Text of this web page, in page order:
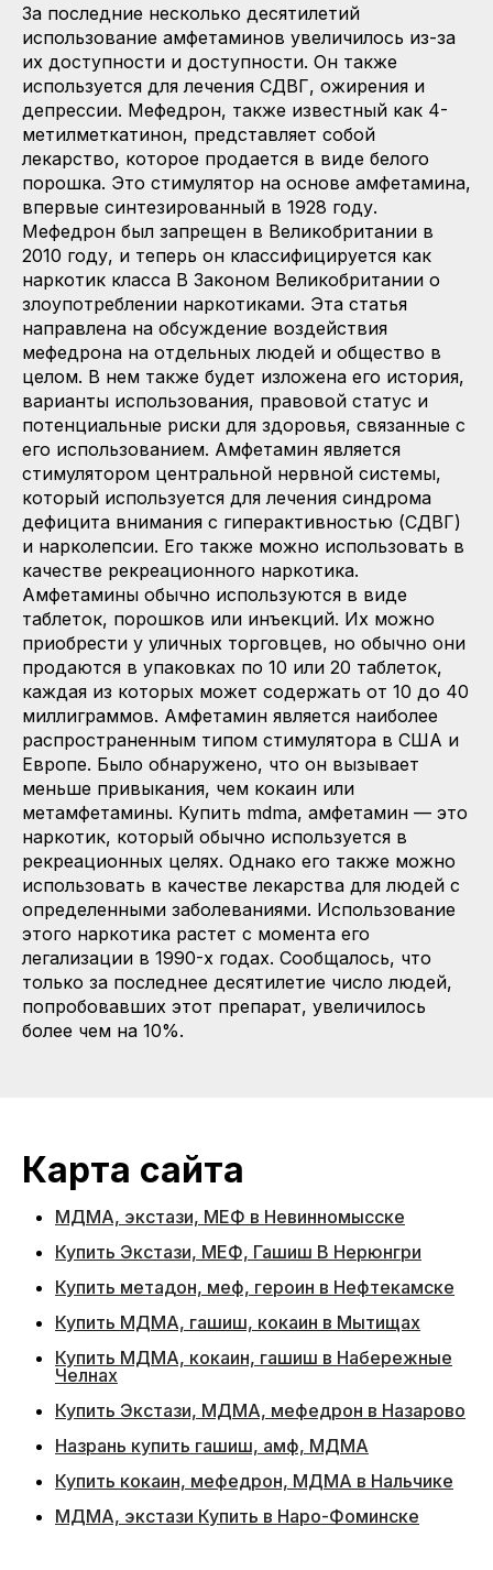
За последние несколько десятилетий
использование амфетаминов увеличилось из-за
их доступности и доступности. Он также
используется для лечения СДВГ, ожирения и
депрессии. Мефедрон, также известный как 4-
метилметкатинон, представляет собой
лекарство, которое продается в виде белого
порошка. Это стимулятор на основе амфетамина,
впервые синтезированный в 1928 году.
Мефедрон был запрещен в Великобритании в
2010 году, и теперь он классифицируется как
наркотик класса B Законом Великобритании о
злоупотреблении наркотиками. Эта статья
направлена на обсуждение воздействия
мефедрона на отдельных людей и общество в
целом. В нем также будет изложена его история,
варианты использования, правовой статус и
потенциальные риски для здоровья, связанные с
его использованием. Амфетамин является
стимулятором центральной нервной системы,
который используется для лечения синдрома
дефицита внимания с гиперактивностью (СДВГ)
и нарколепсии. Его также можно использовать в
качестве рекреационного наркотика.
Амфетамины обычно используются в виде
таблеток, порошков или инъекций. Их можно
приобрести у уличных торговцев, но обычно они
продаются в упаковках по 10 или 20 таблеток,
каждая из которых может содержать от 10 до 40
миллиграммов. Амфетамин является наиболее
распространенным типом стимулятора в США и
Европе. Было обнаружено, что он вызывает
меньше привыкания, чем кокаин или
метамфетамины. Купить mdma, амфетамин — это
наркотик, который обычно используется в
рекреационных целях. Однако его также можно
использовать в качестве лекарства для людей с
определенными заболеваниями. Использование
этого наркотика растет с момента его
легализации в 1990-х годах. Сообщалось, что
только за последнее десятилетие число людей,
попробовавших этот препарат, увеличилось
более чем на 10%.
Карта сайта
МДМА, экстази, МЕФ в Невинномысске
Купить Экстази, МЕФ, Гашиш В Нерюнгри
Купить метадон, меф, героин в Нефтекамске
Купить МДМА, гашиш, кокаин в Мытищах
Купить МДМА, кокаин, гашиш в Набережные
Челнах
Купить Экстази, МДМА, мефедрон в Назарово
Назрань купить гашиш, амф, МДМА
Купить кокаин, мефедрон, МДМА в Нальчике
МДМА, экстази Купить в Наро-Фоминске